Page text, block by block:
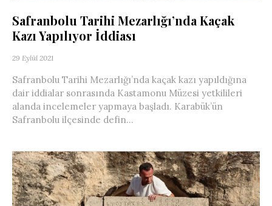
Safranbolu Tarihi Mezarlığı’nda Kaçak
Kazı Yapılıyor İddiası
29 Eylül 2021
Safranbolu Tarihi Mezarlığı’nda kaçak kazı yapıldığına
dair iddialar sonrasında Kastamonu Müzesi yetkilileri
alanda incelemeler yapmaya başladı. Karabük’ün
Safranbolu ilçesinde defin...